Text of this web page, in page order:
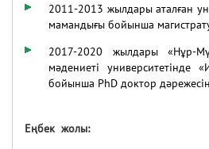
2011-2013 жылдары аталған
мамандығы бойынша
2017-2020 жылдары «Нұр-
мәдениеті университетінде
бойынша PhD доктор
Еңбек жолы: